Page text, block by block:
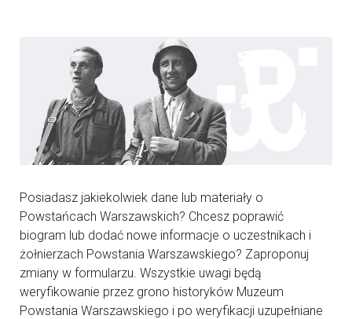
Posiadasz jakiekolwiek dane lub materiały o
Powstańcach Warszawskich? Chcesz poprawić
biogram lub dodać nowe informacje o uczestnikach i
żołnierzach Powstania Warszawskiego? Zaproponuj
zmiany w formularzu. Wszystkie uwagi będą
weryfikowanie przez grono historyków Muzeum
Powstania Warszawskiego i po weryfikacji uzupełniane